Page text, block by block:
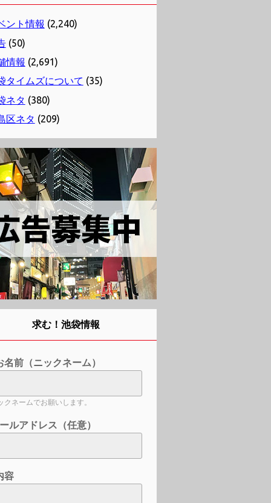
ント情報 (2,240)
(50)
情報 (2,691)
タイムズについて (35)
ネタ (380)
区ネタ (209)
求む！池袋情報
名前（ニックネーム）
クネームでお願いします。
ルアドレス（任意）
容